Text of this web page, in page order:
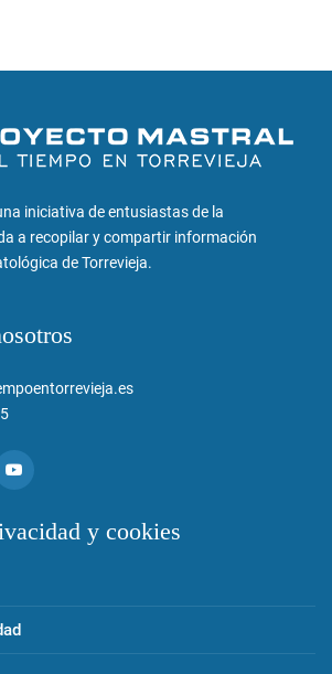
iniciativa de entusiastas de la
a recopilar y compartir información
de Torrevieja.
y cookies